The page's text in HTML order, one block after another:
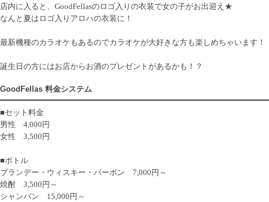
店内に入ると、GoodFellasのロゴ入りの衣装で女の子がお出迎え★
なんと夏はロゴ入りアロハの衣装に！
最新機種のカラオケもあるのでカラオケが大好きな方も楽しめちゃいます！
誕生日の方にはお店からお酒のプレゼントがあるかも！？
GoodFellas 料金システム
■セット料金
男性 4,000円
女性 3,500円
■ボトル
ブランデー・ウィスキー・バーボン 7,000円～
焼酎 3,500円～
シャンパン 15,000円～